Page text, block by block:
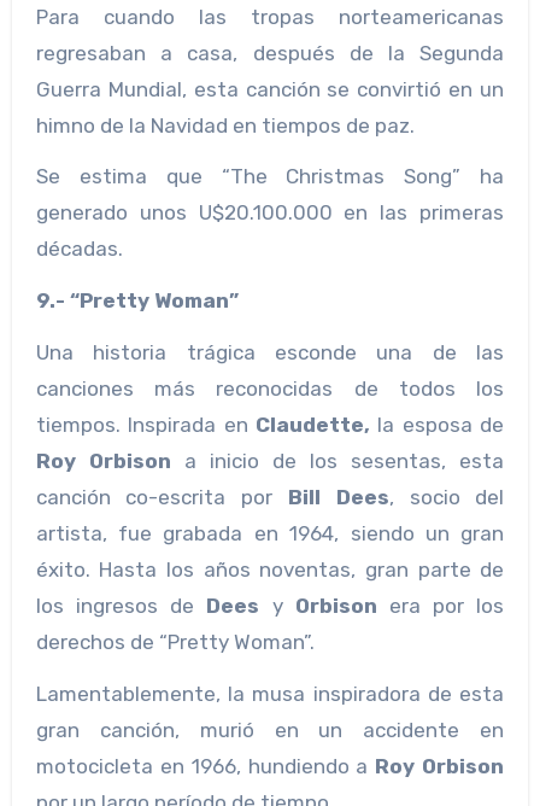
Para cuando las tropas norteamericanas
regresaban a casa, después de la Segunda
Guerra Mundial, esta canción se convirtió en un
himno de la Navidad en tiempos de paz.
Se estima que “The Christmas Song” ha
generado unos U$20.100.000 en las primeras
décadas.
9.- “Pretty Woman”
Una historia trágica esconde una de las
canciones más reconocidas de todos los
tiempos. Inspirada en Claudette, la esposa de
Roy
Orbison a inicio de los sesentas, esta
canción co-escrita por Bill Dees, socio del
artista, fue grabada en 1964, siendo un gran
éxito. Hasta los años noventas, gran parte de
los ingresos de Dees y Orbison era por los
derechos de “Pretty Woman”.
Lamentablemente, la musa inspiradora de esta
gran canción, murió en un accidente en
motocicleta en 1966, hundiendo a Roy Orbison